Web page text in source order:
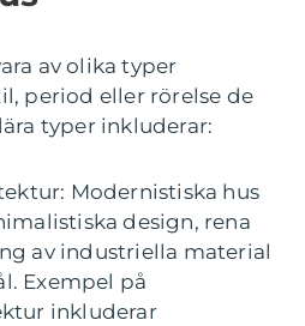
av olika typer
period eller rörelse de
typer inkluderar:
Modernistiska hus
design, rena
av industriella material
Exempel på
inkluderar